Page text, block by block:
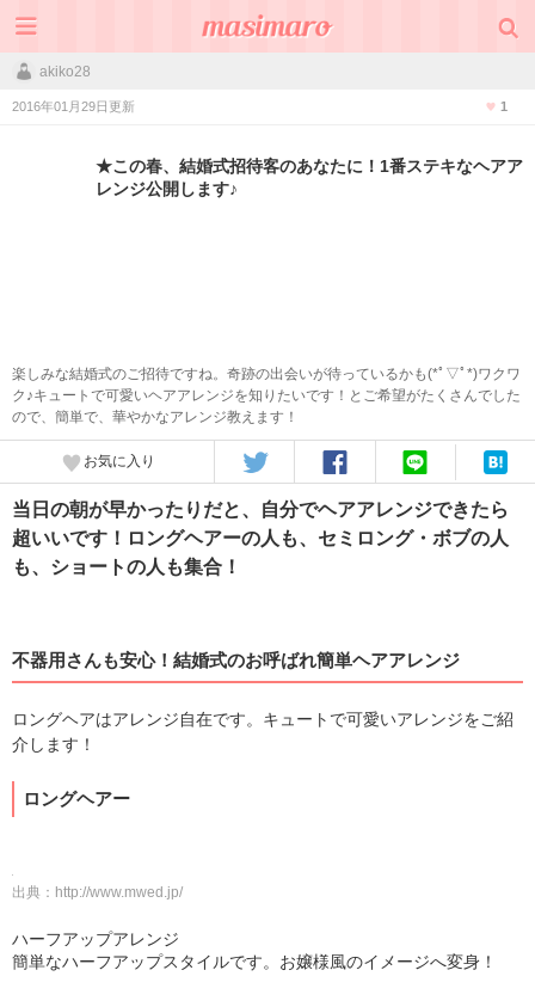
akiko28
2016年01月29日更新 1
★この春、結婚式招待客のあなたに！1番ステキなヘアア
レンジ公開します♪
楽しみな結婚式のご招待ですね。奇跡の出会いが待っているかも(*ﾟ▽ﾟ*)ワクワ
ク♪キュートで可愛いヘアアレンジを知りたいです！とご希望がたくさんでした
ので、簡単で、華やかなアレンジ教えます！
お気に入り
当日の朝が早かったりだと、自分でヘアアレンジできたら
超いいです！ロングヘアーの人も、セミロング・ボブの人
も、ショートの人も集合！
不器用さんも安心！結婚式のお呼ばれ簡単ヘアアレンジ
ロングヘアはアレンジ自在です。キュートで可愛いアレンジをご紹
介します！
ロングヘアー
出典： http://www.mwed.jp/
ハーフアップアレンジ
簡単なハーフアップスタイルです。お嬢様風のイメージへ変身！